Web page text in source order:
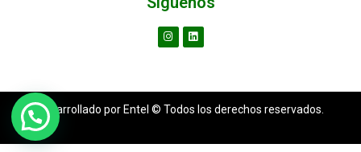
Desarrollado por Entel © Todos los derechos reservados.